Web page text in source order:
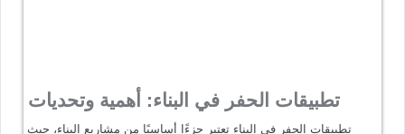
تطبيقات الحفر في البناء: أهمية وتحديات
تطبيقات الحفر في البناء تعتبر جزءًا أساسيًا من مشاريع البناء، حيث